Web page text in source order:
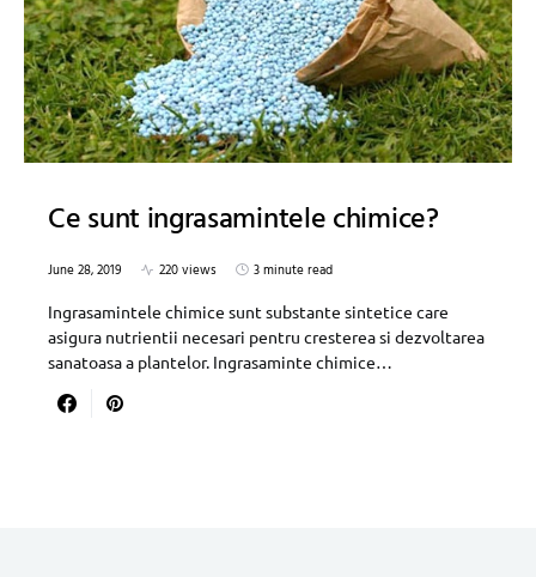
Ce sunt ingrasamintele chimice?
June 28, 2019 220 views
3 minute read
Ingrasamintele chimice sunt substante sintetice care
asigura nutrientii necesari pentru cresterea si dezvoltarea
sanatoasa a plantelor. Ingrasaminte chimice…